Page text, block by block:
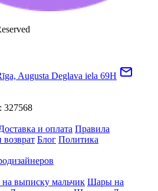
Augusta Deglava iela 69H
327568
и оплата Правила
возврат Блог Политика
выписку мальчик Шары на